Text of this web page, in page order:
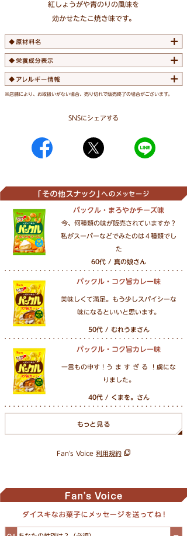
紅しょうがや青のりの風味を
効かせたたこ焼き味です。
※店舗により、お取扱いがない場合、売り切れで販売終了の場合がございます。
SNSにシェアする
パックル・まろやかチーズ味
今、何種類の味が販売されていますか？
私がスーパーなどでみたのは４種類でし
た
60代 / 真の娘さん
パックル・コク旨カレー味
美味しくて満足。もう少しスパイシーな
味になるといいと思います。
50代 / むれうまさん
パックル・コク旨カレー味
一言もの申す！う ま す ぎ る ！虜にな
りました。
40代 / くまを。さん
Fan's Voice利用規約